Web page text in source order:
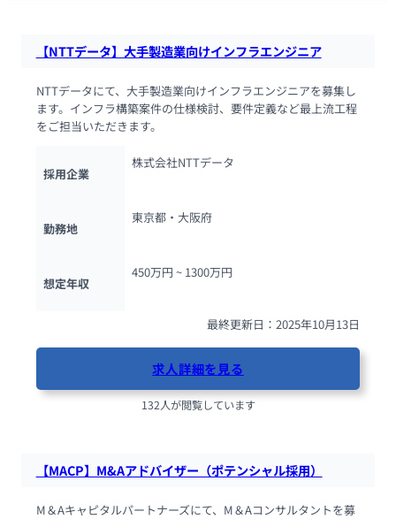
【NTTデータ】大手製造業向けインフラエンジニア
NTTデータにて、大手製造業向けインフラエンジニアを募集し
ます。インフラ構築案件の仕様検討、要件定義など最上流工程
をご担当いただきます。
採用企業
株式会社NTTデータ
勤務地
東京都・大阪府
想定年収
450万円 ~ 1300万円
最終更新日：2025年10月13日
求人詳細を見る
132人が閲覧しています
【MACP】M&Aアドバイザー（ポテンシャル採用）
M＆Aキャピタルパートナーズにて、M＆Aコンサルタントを募